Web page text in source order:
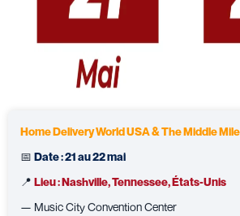
Home Delivery World USA & The Middle
📅 Date : 21 au 22 mai
📍 Lieu : Nashville, Tennessee, États-Unis
— Music City Convention Center